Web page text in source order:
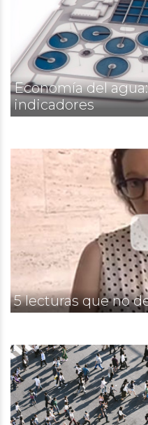
Economía del
indicadores
5 lecturas que no